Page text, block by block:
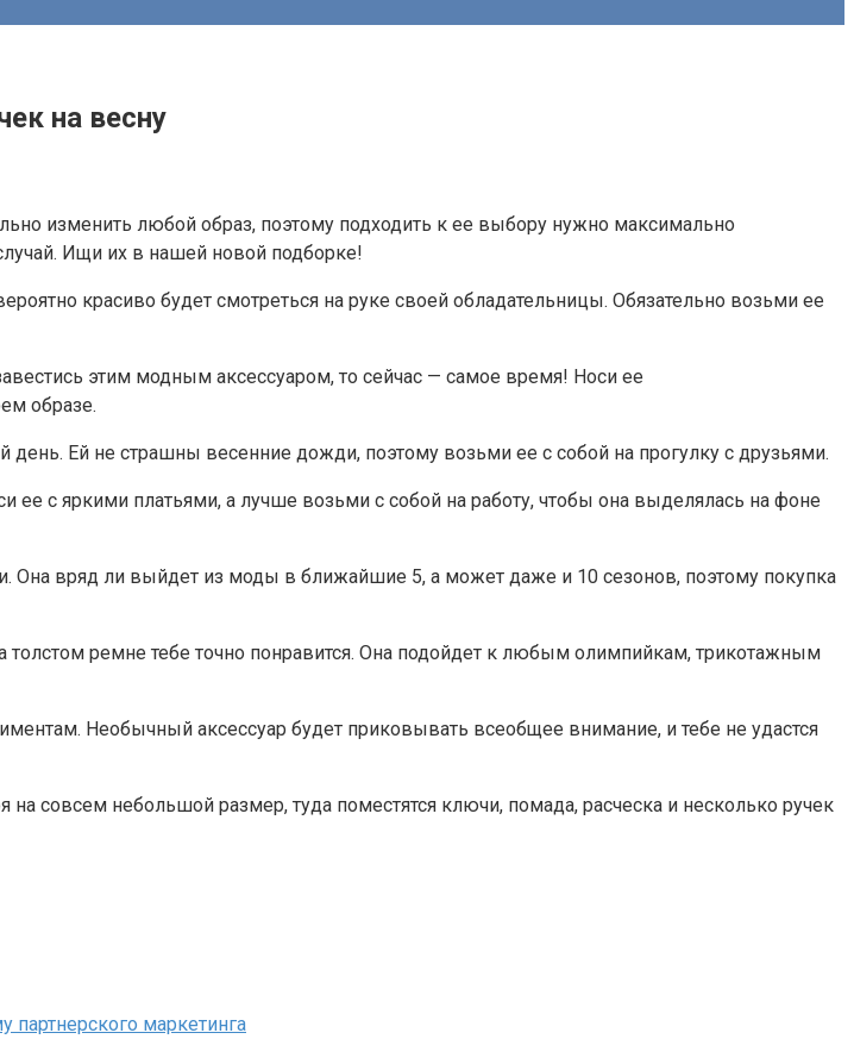
на весну
изменить любой образ, поэтому подходить к ее выбору нужно максимально
Ищи их в нашей новой подборке!
красиво будет смотреться на руке своей обладательницы. Обязательно возьми ее
этим модным аксессуаром, то сейчас — самое время! Носи ее
образе.
Ей не страшны весенние дожди, поэтому возьми ее с собой на прогулку с друзьями.
ее с яркими платьями, а лучше возьми с собой на работу, чтобы она выделялась на фоне
вряд ли выйдет из моды в ближайшие 5, а может даже и 10 сезонов, поэтому покупка
толстом ремне тебе точно понравится. Она подойдет к любым олимпийкам, трикотажным
Необычный аксессуар будет приковывать всеобщее внимание, и тебе не удастся
совсем небольшой размер, туда поместятся ключи, помада, расческа и несколько ручек
партнерского маркетинга